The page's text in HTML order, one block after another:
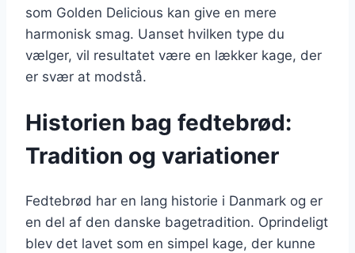
som Golden Delicious kan give en mere
harmonisk smag. Uanset hvilken type du
vælger, vil resultatet være en lækker kage, der
er svær at modstå.
Historien bag fedtebrød:
Tradition og variationer
Fedtebrød har en lang historie i Danmark og er
en del af den danske bagetradition. Oprindeligt
blev det lavet som en simpel kage, der kunne